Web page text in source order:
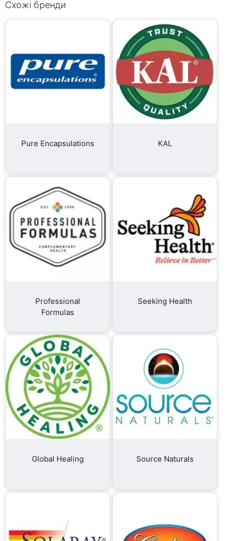
Схожі бренди
Pure Encapsulations KAL
Professional
Formulas
Seeking Health
Global Healing Source Naturals